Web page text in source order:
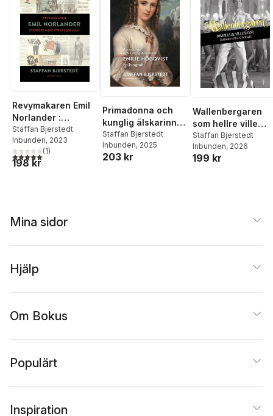
Revymakaren Emil
Norlander :
Sveriges mest
utskällde man
Staffan Bjerstedt
Inbunden, 2023
5,0utav 5 stjärnor. Totalt antal röster:
(1)
198 kr
Primadonna och
kunglig älskarinna :
Emilie Högqvist - en
biografi
Staffan Bjerstedt
Inbunden, 2025
203 kr
Wallenbergaren
som hellre ville
dansa : en
om Gustav Wally
Staffan Bjerstedt
Inbunden, 2026
199 kr
Mina sidor
Hjälp
Om Bokus
Populärt
Inspiration